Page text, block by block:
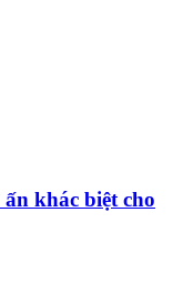
khác biệt cho